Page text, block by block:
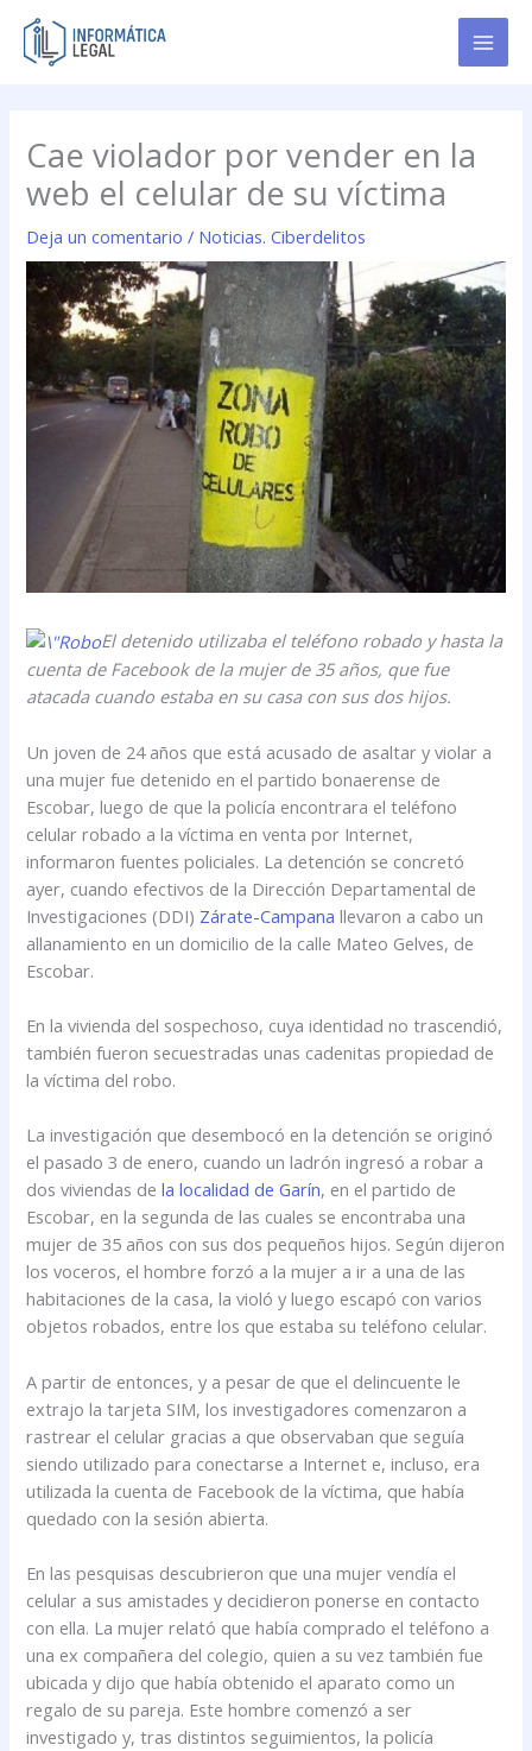
contenido
Cae violador por vender en la
web el celular de su víctima
Deja un comentario / Noticias. Ciberdelitos
El detenido utilizaba el teléfono robado y hasta la
cuenta de Facebook de la mujer de 35 años, que fue
atacada cuando estaba en su casa con sus dos hijos.
Un joven de 24 años que está acusado de asaltar y violar a
una mujer fue detenido en el partido bonaerense de
Escobar, luego de que la policía encontrara el teléfono
celular robado a la víctima en venta por Internet,
informaron fuentes policiales. La detención se concretó
ayer, cuando efectivos de la Dirección Departamental de
Investigaciones (DDI) Zárate-Campana llevaron a cabo un
allanamiento en un domicilio de la calle Mateo Gelves, de
Escobar.
En la vivienda del sospechoso, cuya identidad no trascendió,
también fueron secuestradas unas cadenitas propiedad de
la víctima del robo.
La investigación que desembocó en la detención se originó
el pasado 3 de enero, cuando un ladrón ingresó a robar a
dos viviendas dela localidad de Garín, en el partido de
Escobar, en la segunda de las cuales se encontraba una
mujer de 35 años con sus dos pequeños hijos. Según dijeron
los voceros, el hombre forzó a la mujer a ir a una de las
habitaciones de la casa, la violó y luego escapó con varios
objetos robados, entre los que estaba su teléfono celular.
A partir de entonces, y a pesar de que el delincuente le
extrajo la tarjeta SIM, los investigadores comenzaron a
rastrear el celular gracias a que observaban que seguía
siendo utilizado para conectarse a Internet e, incluso, era
utilizada la cuenta de Facebook de la víctima, que había
quedado con la sesión abierta.
En las pesquisas descubrieron que una mujer vendía el
celular a sus amistades y decidieron ponerse en contacto
con ella. La mujer relató que había comprado el teléfono a
una ex compañera del colegio, quien a su vez también fue
ubicada y dijo que había obtenido el aparato como un
regalo de su pareja. Este hombre comenzó a ser
investigado y, tras distintos seguimientos, la policía